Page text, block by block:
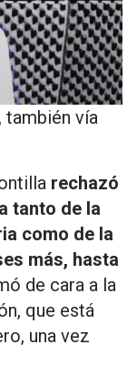
también vía
rechazó
tanto de la
como de la
más, hasta
de cara a la
que está
una vez